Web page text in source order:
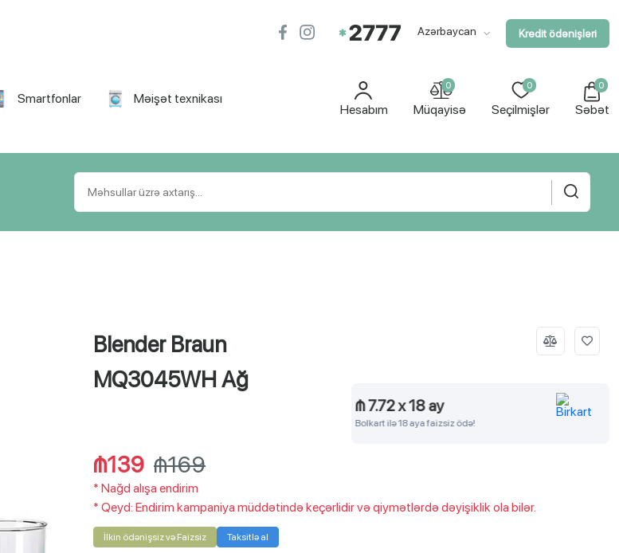
Azərbaycan Kredit ödənişləri
Smartfonlar Məişət texnikası
Hesabım
0
Müqayisə
0
Seçilmişlər
0
Səbət
Blender Braun
MQ3045WH Ağ
₼ 11.58
Birkart ilə 12 aya faizsiz ödə!
₼139 ₼169
* Nağd alışa endirim
* Qeyd: Endirim kampaniya müddətində keçərlidir və qiymətlərdə dəyişiklik ola bilər.
İlkin ödənişsiz və Faizsiz Taksitlə al